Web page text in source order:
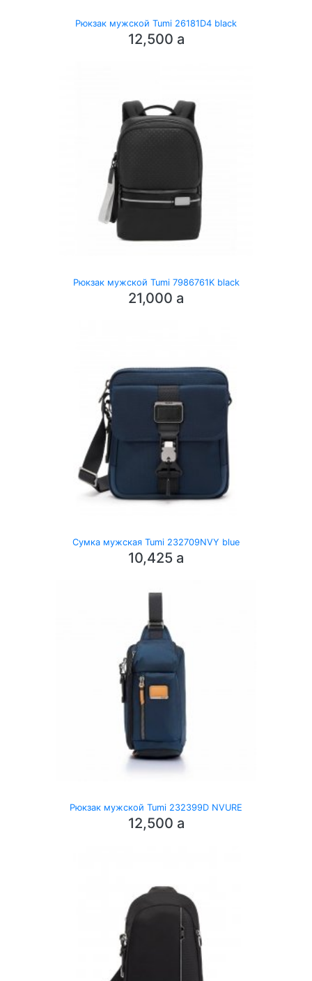
Рюкзак мужской Tumi 26181D4 black
12,500 a
Рюкзак мужской Tumi 7986761K black
21,000 a
Сумка мужская Tumi 232709NVY blue
10,425 a
Рюкзак мужской Tumi 232399D NVURE
12,500 a